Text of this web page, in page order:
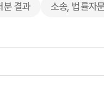
분 결과 소송, 법률자